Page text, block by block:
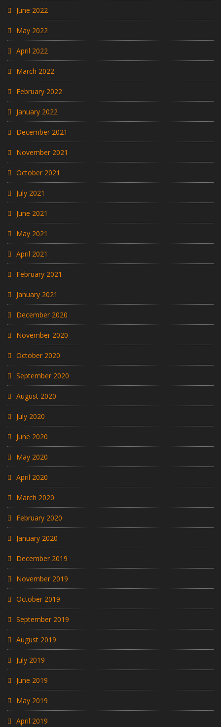
June 2022
May 2022
April 2022
March 2022
February 2022
January 2022
December 2021
November 2021
October 2021
July 2021
June 2021
May 2021
April 2021
February 2021
January 2021
December 2020
November 2020
October 2020
September 2020
August 2020
July 2020
June 2020
May 2020
April 2020
March 2020
February 2020
January 2020
December 2019
November 2019
October 2019
September 2019
August 2019
July 2019
June 2019
May 2019
April 2019